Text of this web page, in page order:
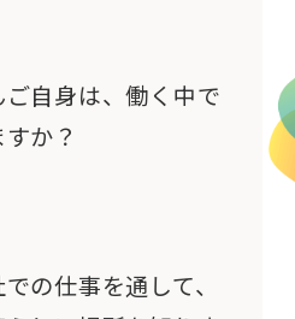
自身は、働く中で
か？
の仕事を通して、